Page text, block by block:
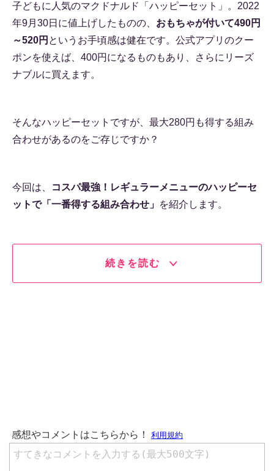
子どもに人気のマクドナルド「ハッピーセット」。2022
年9月30日に値上げしたものの、 おもちゃが付いて490円
～520円 というお手頃感は健在です。公式アプリのクー
ポンを使えば、400円になるものもあり、さらにリーズ
ナブルに買えます。
そんなハッピーセットですが、最大280円も得する組み
合わせがあるのをご存じですか？
今回は、
コスパ最強！レギュラーメニューのハッピーセ
ットで「一番得する組み合わせ」 を紹介します。
続きを読む